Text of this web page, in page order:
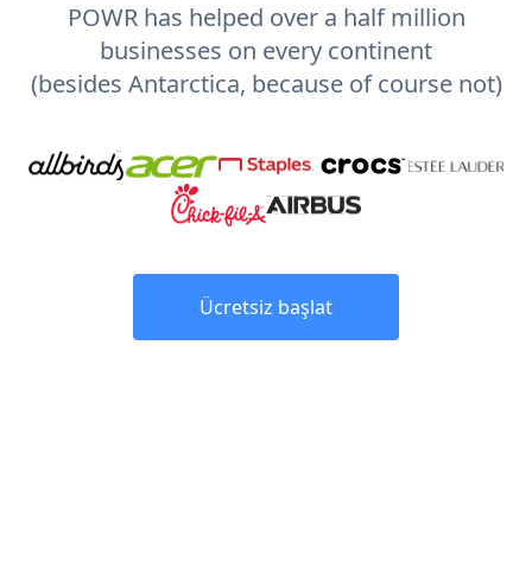
POWR has helped over a half million
businesses on every continent
(besides Antarctica, because of course not)
Ücretsiz başlat